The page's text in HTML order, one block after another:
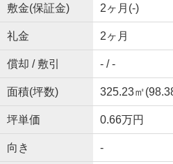
敷金(保証金) 2ヶ月(-)
礼金 2ヶ月
償却 / 敷引 - / -
面積(坪数) 325.23㎡
坪単価 0.66万円
向き -